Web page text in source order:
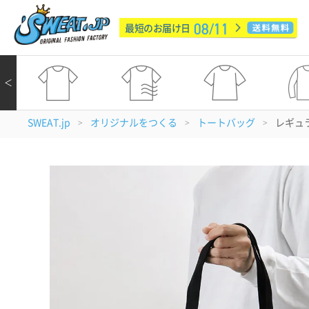
最短のお届け日 08/11
＜
SWEAT.jp > オリジナルをつくる > トートバッグ > レギ